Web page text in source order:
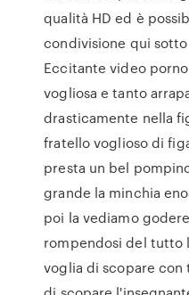
qualità HD ed è
condivisione qui sotto
Eccitante video
vogliosa e tanto
drasticamente nella
fratello voglioso di
presta un bel
grande la minchia
poi la vediamo
rompendosi del tutto
voglia di scopare con